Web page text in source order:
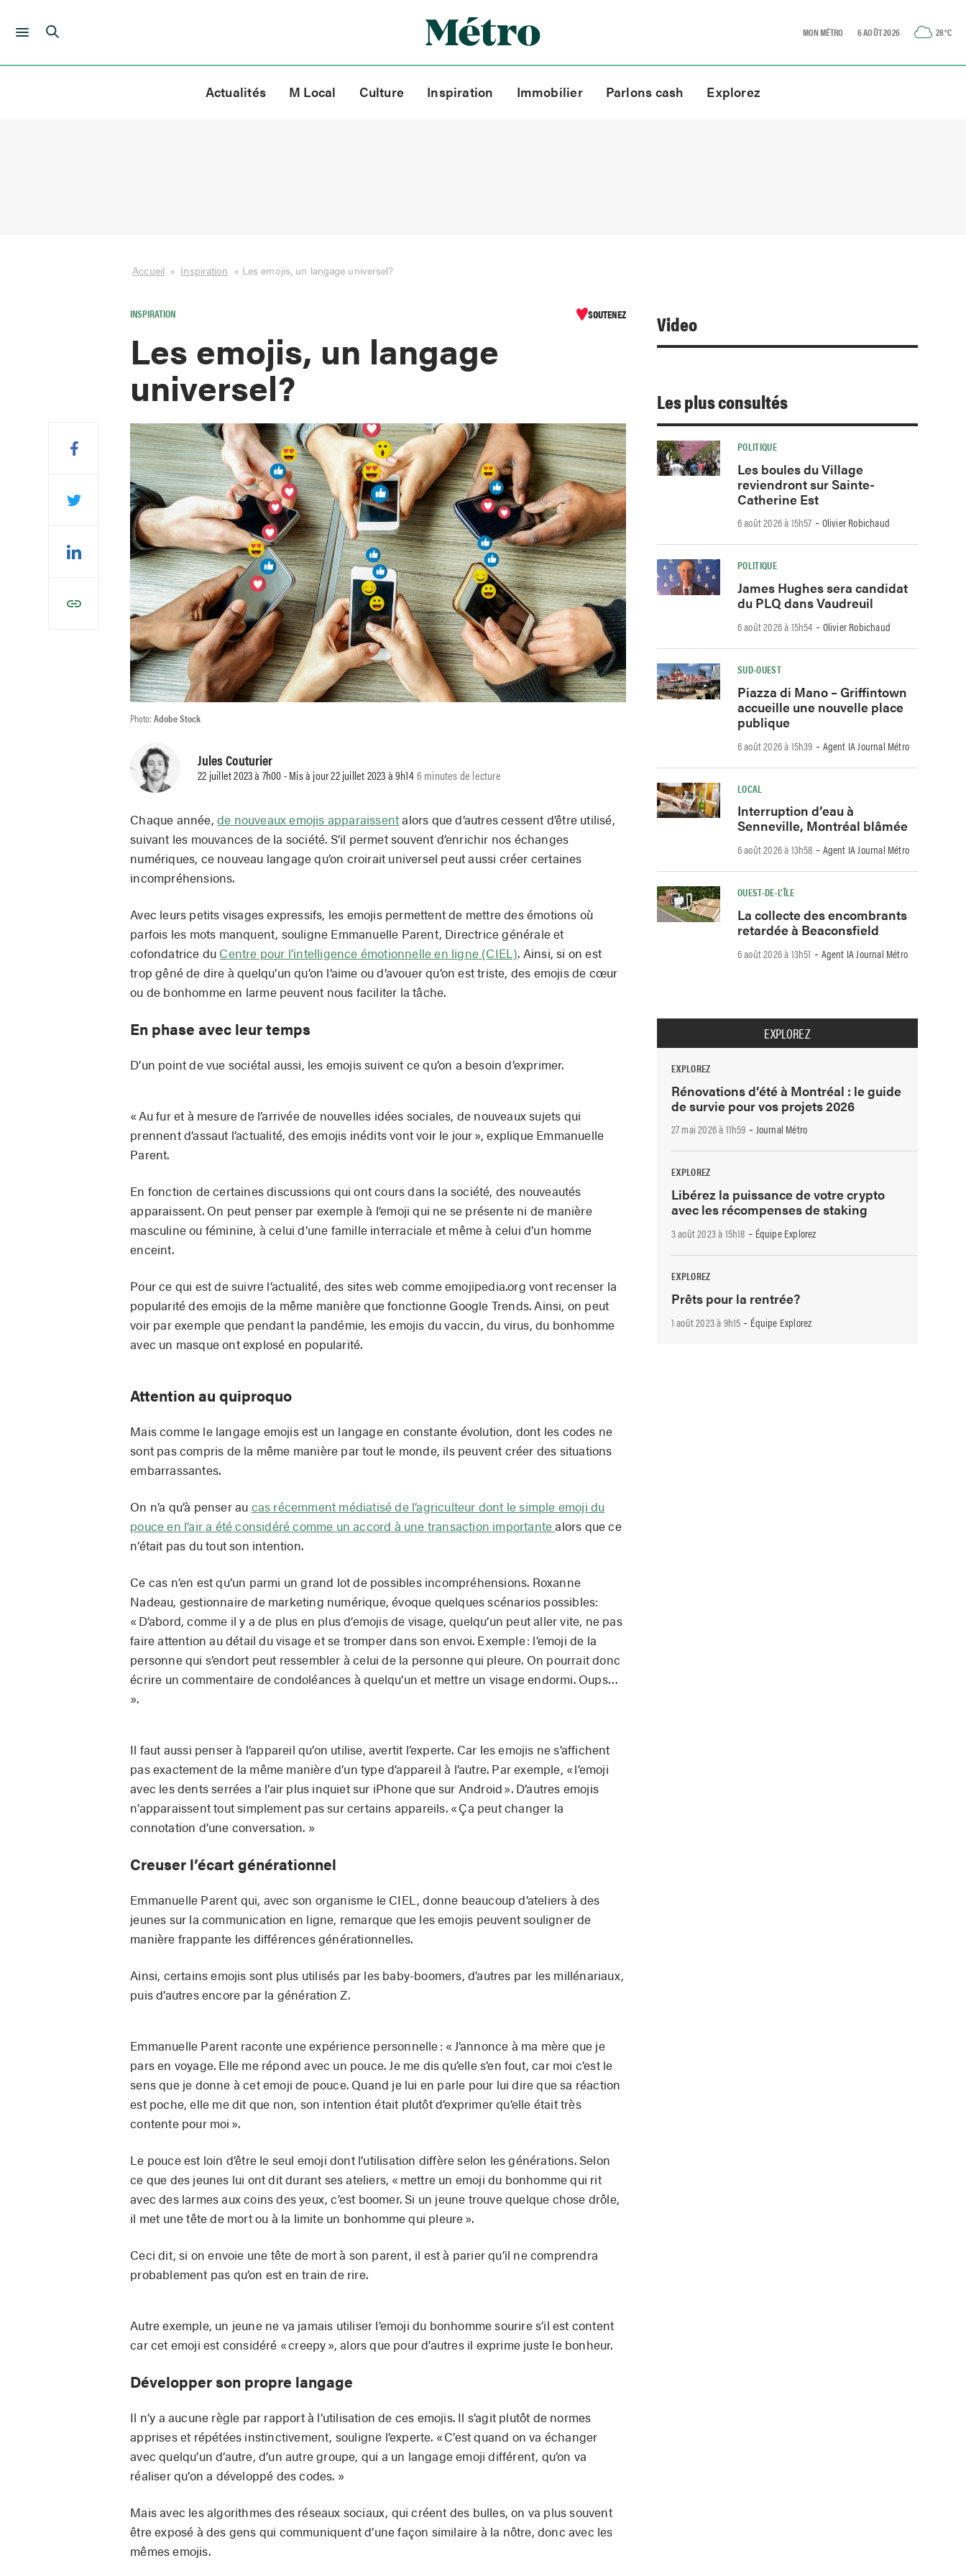
Skip
MON MÉTRO 6 AOÛT 2026 28°C
Actualités M Local Culture Inspiration Immobilier Parlons cash Explorez
Accueil » Inspiration » Les emojis, un langage universel?
INSPIRATION SOUTENEZ
Les emojis, un langage
universel?
Photo:Adobe Stock
Jules Couturier
22 juillet 2023 à 7h00 - Mis à jour 22 juillet 2023 à 9h146 minutes de lecture
Chaque année,de nouveaux emojis apparaissentalors que d’autres cessent d’être utilisé,
suivant les mouvances de la société. S’il permet souvent d’enrichir nos échanges
numériques, ce nouveau langage qu’on croirait universel peut aussi créer certaines
incompréhensions.
Avec leurs petits visages expressifs, les emojis permettent de mettre des émotions où
parfois les mots manquent, souligne Emmanuelle Parent, Directrice générale et
cofondatrice du Centre pour l’intelligence émotionnelle en ligne (CIEL). Ainsi, si on est
trop gêné de dire à quelqu’un qu’on l’aime ou d’avouer qu’on est triste, des emojis de cœur
ou de bonhomme en larme peuvent nous faciliter la tâche.
En phase avec leur temps
D’un point de vue sociétal aussi, les emojis suivent ce qu’on a besoin d’exprimer.
« Au fur et à mesure de l’arrivée de nouvelles idées sociales, de nouveaux sujets qui
prennent d’assaut l’actualité, des emojis inédits vont voir le jour », explique Emmanuelle
Parent.
En fonction de certaines discussions qui ont cours dans la société, des nouveautés
apparaissent. On peut penser par exemple à l’emoji qui ne se présente ni de manière
masculine ou féminine, à celui d’une famille interraciale et même à celui d’un homme
enceint.
Pour ce qui est de suivre l’actualité, des sites web comme emojipedia.org vont recenser la
popularité des emojis de la même manière que fonctionne Google Trends. Ainsi, on peut
voir par exemple que pendant la pandémie, les emojis du vaccin, du virus, du bonhomme
avec un masque ont explosé en popularité.
Attention au quiproquo
Mais comme le langage emojis est un langage en constante évolution, dont les codes ne
sont pas compris de la même manière par tout le monde, ils peuvent créer des situations
embarrassantes.
On n’a qu’à penser au cas récemment médiatisé de l’agriculteur dont le simple emoji du
pouce en l’air a été considéré comme un accord à une transaction importantealors que ce
n’était pas du tout son intention.
Ce cas n’en est qu’un parmi un grand lot de possibles incompréhensions. Roxanne
Nadeau, gestionnaire de marketing numérique, évoque quelques scénarios possibles:
« D’abord, comme il y a de plus en plus d’emojis de visage, quelqu’un peut aller vite, ne pas
faire attention au détail du visage et se tromper dans son envoi. Exemple : l’emoji de la
personne qui s’endort peut ressembler à celui de la personne qui pleure. On pourrait donc
écrire un commentaire de condoléances à quelqu’un et mettre un visage endormi. Oups…
».
Il faut aussi penser à l’appareil qu’on utilise, avertit l’experte. Car les emojis ne s’affichent
pas exactement de la même manière d’un type d’appareil à l’autre. Par exemple, « l’emoji
avec les dents serrées a l’air plus inquiet sur iPhone que sur Android ». D’autres emojis
n’apparaissent tout simplement pas sur certains appareils. « Ça peut changer la
connotation d’une conversation. »
Creuser l’écart générationnel
Emmanuelle Parent qui, avec son organisme le CIEL, donne beaucoup d’ateliers à des
jeunes sur la communication en ligne, remarque que les emojis peuvent souligner de
manière frappante les différences générationnelles.
Ainsi, certains emojis sont plus utilisés par les baby-boomers, d’autres par les millénariaux,
puis d’autres encore par la génération Z.
Emmanuelle Parent raconte une expérience personnelle : « J’annonce à ma mère que je
pars en voyage. Elle me répond avec un pouce. Je me dis qu’elle s’en fout, car moi c’est le
sens que je donne à cet emoji de pouce. Quand je lui en parle pour lui dire que sa réaction
est poche, elle me dit que non, son intention était plutôt d’exprimer qu’elle était très
contente pour moi ».
Le pouce est loin d’être le seul emoji dont l’utilisation diffère selon les générations. Selon
ce que des jeunes lui ont dit durant ses ateliers, « mettre un emoji du bonhomme qui rit
avec des larmes aux coins des yeux, c’est boomer. Si un jeune trouve quelque chose drôle,
il met une tête de mort ou à la limite un bonhomme qui pleure ».
Ceci dit, si on envoie une tête de mort à son parent, il est à parier qu’il ne comprendra
probablement pas qu’on est en train de rire.
Autre exemple, un jeune ne va jamais utiliser l’emoji du bonhomme sourire s’il est content
car cet emoji est considéré « creepy », alors que pour d’autres il exprime juste le bonheur.
Développer son propre langage
Il n’y a aucune règle par rapport à l’utilisation de ces emojis. Il s’agit plutôt de normes
apprises et répétées instinctivement, souligne l’experte. « C’est quand on va échanger
avec quelqu’un d’autre, d’un autre groupe, qui a un langage emoji différent, qu’on va
réaliser qu’on a développé des codes. »
Mais avec les algorithmes des réseaux sociaux, qui créent des bulles, on va plus souvent
être exposé à des gens qui communiquent d’une façon similaire à la nôtre, donc avec les
mêmes emojis.
Video
Les plus consultés
POLITIQUE
Les boules du Village
reviendront sur Sainte-
Catherine Est
6 août 2026 à 15h57 -Olivier Robichaud
POLITIQUE
James Hughes sera candidat
du PLQ dans Vaudreuil
6 août 2026 à 15h54 -Olivier Robichaud
SUD-OUEST
Piazza di Mano – Griffintown
accueille une nouvelle place
publique
6 août 2026 à 15h39 -Agent IA Journal Métro
LOCAL
Interruption d’eau à
Senneville, Montréal blâmée
6 août 2026 à 13h58 -Agent IA Journal Métro
OUEST-DE-L’ÎLE
La collecte des encombrants
retardée à Beaconsfield
6 août 2026 à 13h51 -Agent IA Journal Métro
EXPLOREZ
EXPLOREZ
Rénovations d’été à Montréal : le guide
de survie pour vos projets 2026
27 mai 2026 à 11h59 -Journal Métro
EXPLOREZ
Libérez la puissance de votre crypto
avec les récompenses de staking
3 août 2023 à 15h18 - Équipe Explorez
EXPLOREZ
Prêts pour la rentrée?
1 août 2023 à 9h15 - Équipe Explorez